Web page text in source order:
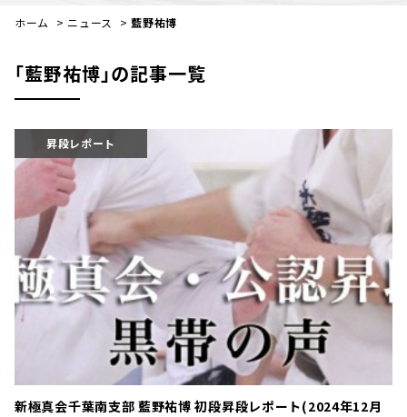
ホーム > ニュース >藍野祐博
｢藍野祐博｣の記事一覧
昇段レポート
新極真会千葉南支部 藍野祐博 初段昇段レポート(2024年12月